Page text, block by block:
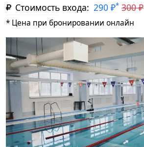
Стоимость входа: 290 ₽* 300 ₽
* Цена при бронировании онлайн